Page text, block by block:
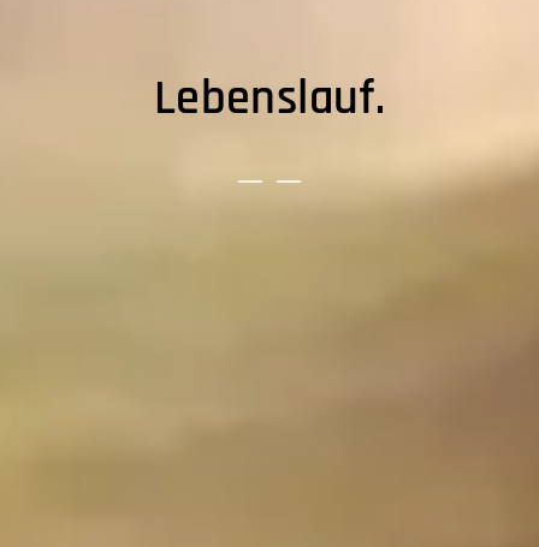
Lebenslauf.